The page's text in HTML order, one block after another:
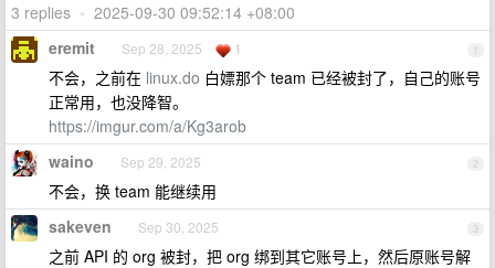
3 replies • 2025-09-30 09:52:14 +08:00
1
eremit Sep 28, 2025 1
不会，之前在 linux.do 白嫖那个 team 已经被封了，自己的账号
正常用，也没降智。
https://imgur.com/a/Kg3arob
2
waino Sep 29, 2025
不会，换 team 能继续用
3
sakeven Sep 30, 2025
之前 API 的 org 被封，把 org 绑到其它账号上，然后原账号解